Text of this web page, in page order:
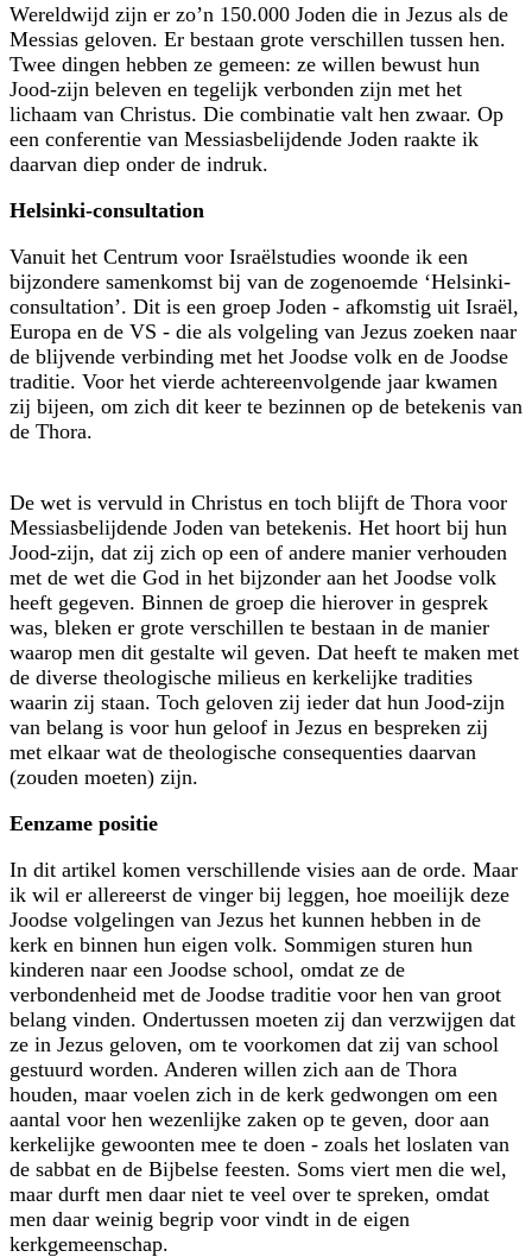
Wereldwijd zijn er zo’n 150.000 Joden die in Jezus als de
Messias geloven. Er bestaan grote verschillen tussen hen.
Twee dingen hebben ze gemeen: ze willen bewust hun
Jood-zijn beleven en tegelijk verbonden zijn met het
lichaam van Christus. Die combinatie valt hen zwaar. Op
een conferentie van Messias­belijdende Joden raakte ik
daarvan diep onder de indruk.
Helsinki-consultation
Vanuit het Centrum voor Israëlstudies woonde ik een
bijzondere samenkomst bij van de zogenoemde ‘Helsinki-
consultation’. Dit is een groep Joden - afkomstig uit Israël,
Europa en de VS - die als volgeling van Jezus zoeken naar
de blijvende verbinding met het Joodse volk en de Joodse
traditie. Voor het vierde achter­een­volgende jaar kwamen
zij bijeen, om zich dit keer te bezinnen op de betekenis van
de Thora.
De wet is vervuld in Christus en toch blijft de Thora voor
Messiasbelijdende Joden van betekenis. Het hoort bij hun
Jood-zijn, dat zij zich op een of andere manier verhouden
met de wet die God in het bijzonder aan het Joodse volk
heeft gegeven. Binnen de groep die hierover in gesprek
was, bleken er grote verschillen te bestaan in de manier
waarop men dit gestalte wil geven. Dat heeft te maken met
de diverse theologische milieus en kerkelijke tradities
waarin zij staan. Toch geloven zij ieder dat hun Jood-zijn
van belang is voor hun geloof in Jezus en bespreken zij
met elkaar wat de theologische consequenties daarvan
(zouden moeten) zijn.
Eenzame positie
In dit artikel komen verschillende visies aan de orde. Maar
ik wil er allereerst de vinger bij leggen, hoe moeilijk deze
Joodse volgelingen van Jezus het kunnen hebben in de
kerk en binnen hun eigen volk. Sommigen sturen hun
kinderen naar een Joodse school, omdat ze de
verbondenheid met de Joodse traditie voor hen van groot
belang vinden. Ondertussen moeten zij dan verzwijgen dat
ze in Jezus geloven, om te voorkomen dat zij van school
gestuurd worden. Anderen willen zich aan de Thora
houden, maar voelen zich in de kerk gedwongen om een
aantal voor hen wezenlijke zaken op te geven, door aan
kerkelijke gewoonten mee te doen - zoals het loslaten van
de sabbat en de Bijbelse feesten. Soms viert men die wel,
maar durft men daar niet te veel over te spreken, omdat
men daar weinig begrip voor vindt in de eigen
kerkgemeenschap.